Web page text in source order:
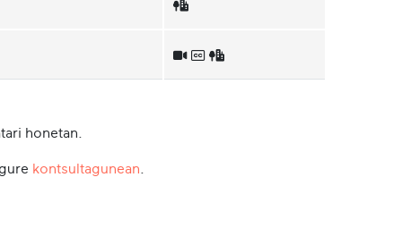
honetan.
kontsultagunean